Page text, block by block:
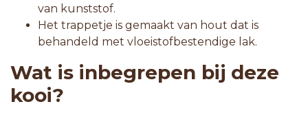
van kunststof.
Het trappetje is gemaakt van hout dat is
behandeld met vloeistofbestendige lak.
Wat is inbegrepen bij deze
kooi?